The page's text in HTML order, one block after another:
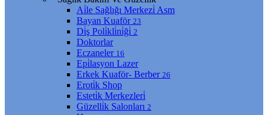
Ai̇le Sağlığı Merkezi̇ Asm
Bayan Kuaför 23
Di̇ş Poli̇kli̇ni̇ği̇ 2
Doktorlar
Eczaneler 16
Epi̇lasyon Lazer
Erkek Kuaför- Berber 26
Eroti̇k Shop
Esteti̇k Merkezleri̇
Güzelli̇k Salonları 2